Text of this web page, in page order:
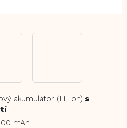
akumulátor (Li-Ion) s
mAh